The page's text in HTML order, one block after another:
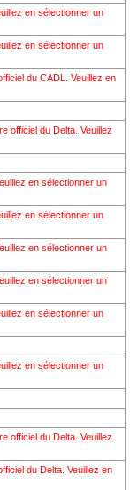
en sélectionner un
en sélectionner un
du CADL. Veuillez en
officiel du Delta. Veuillez
en sélectionner un
en sélectionner un
en sélectionner un
en sélectionner un
en sélectionner un
en sélectionner un
officiel du Delta. Veuillez
du Delta. Veuillez en